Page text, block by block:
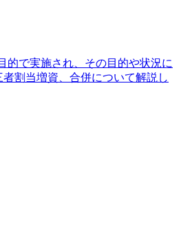
で実施され、その目的や状況に
割当増資、合併について解説し